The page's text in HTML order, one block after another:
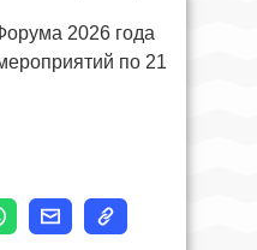
2026 года
по 21